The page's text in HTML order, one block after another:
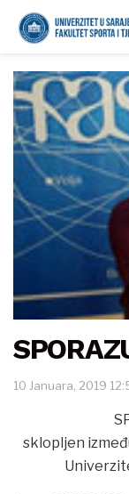
10 Januara, 2019
sklopljen